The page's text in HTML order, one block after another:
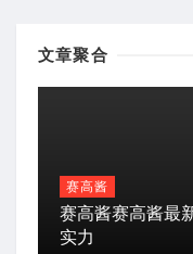
文章聚合
赛高酱
赛高酱赛高酱最
实力